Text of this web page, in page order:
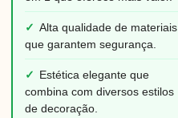
✓ Alta qualidade de materiais
que garantem segurança.
✓ Estética elegante que
combina com diversos estilos
de decoração.